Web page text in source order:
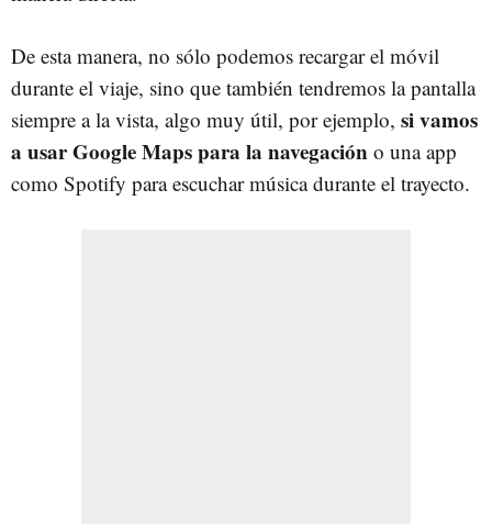
De esta manera, no sólo podemos recargar el móvil
durante el viaje, sino que también tendremos la pantalla
siempre a la vista, algo muy útil, por ejemplo, si vamos
a usar Google Maps para la navegación o una app
como Spotify para escuchar música durante el trayecto.